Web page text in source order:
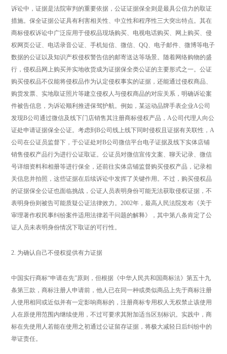
诉讼中，证据是法院审判的重要依据，公证证据保全则是最具公信力的取证
措施。保全证据公证具有利害相关性、中立性和程序性三大突出特点。其在
商标侵权诉讼中广泛应用于侵权品现场购买、电视电话购买、网上购买、侵
权网页公证、电话录音公证、手机短信、微信、QQ、电子邮件、微博等电子
数据的公证以及知识产权侵权警告信的邮寄送达等场景。随着网络购物的盛
行，侵权品网上购买并实地收货成为证据保全类公证的主要形式之一。公证
购买侵权品不仅能将侵权品作为认定侵权事实的证据，还能通过侵权商品、
购货发票、实地取证照片等建立侵权人与侵权商品的对应关系，明确诉讼案
件被告信息，为诉讼顺利推进保驾护航。例如，某运动品牌手表企业A公司
发现B公司通过微信及线下门店销售其注册商标侵权产品，A公司代理人向公
证处申请证据保全公证。考虑到B公司线上线下同时侵权且证据有关联性，A
公司在公证员监督下，于公证处对B公司微信平台电子证据及线下实体店铺
销售侵权产品行为进行公证取证。公证员对微信宣传文案、聊天记录、微信
号详细资料和相册等进行保全，还前往实体店铺监督购买侵权产品，记录相
关信息并拍照，这些证据在后续诉讼中发挥了关键作用。不过，购买侵权品
的证据保全公证也面临挑战，公证人员表明身份可能无法获取侵权证据，不
表明身份则被告可能质疑公证法律效力。2002年，最高人民法院发布《关于
审理著作权民事纠纷案件适用法律若干问题的解释》，其中第八条肯定了公
证人员未表明身份情况下取证的可行性。
2. 为确认自己不侵权提供有力证据
中国实行商标“申请在先”原则，但根据《中华人民共和国商标法》第五十九
条第三款，商标注册人申请前，他人已在同一种或类似商品上先于商标注册
人使用相同或近似并有一定影响商标的，注册商标专用权人无权禁止该使用
人在原使用范围内继续使用，不过可要求其附加适当区别标识。实践中，商
标在先使用人若能在使用之初通过公证留存证据，将极大减轻日后纠纷中的
举证责任。